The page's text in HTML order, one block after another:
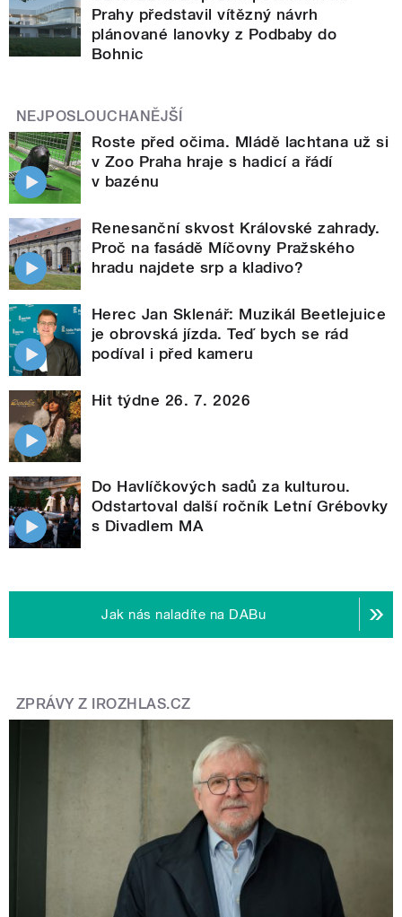
Prahy představil vítězný návrh
plánované lanovky z Podbaby do
Bohnic
NEJPOSLOUCHANĚJŠÍ
Roste před očima. Mládě lachtana už si
v Zoo Praha hraje s hadicí a řádí
v bazénu
Renesanční skvost Královské zahrady.
Proč na fasádě Míčovny Pražského
hradu najdete srp a kladivo?
Herec Jan Sklenář: Muzikál Beetlejuice
je obrovská jízda. Teď bych se rád
podíval i před kameru
Hit týdne 26. 7. 2026
Do Havlíčkových sadů za kulturou.
Odstartoval další ročník Letní Grébovky
s Divadlem MA
Jak nás naladíte na DABu
ZPRÁVY Z IROZHLAS.CZ